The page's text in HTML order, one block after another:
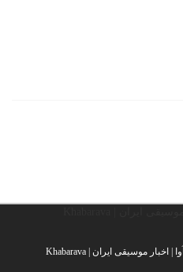
پایگاه خبری تحلیلی خبر آوا | اخبار موسیقی ایران | Khabarava